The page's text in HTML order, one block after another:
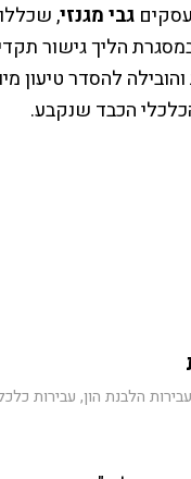
גבי מגנזי,
הליך גישור
להסדר טיעון
הכבד שנקבע.
עבירות הלבנת הון, עבירות